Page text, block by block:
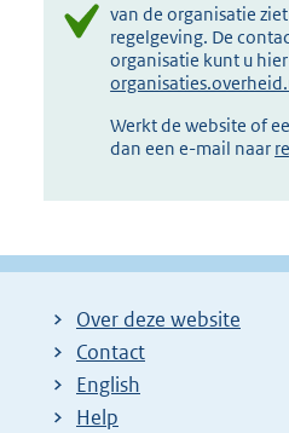
van de organisatie
regelgeving. De
organisatie kunt u
Werkt de website of
dan een e-mail naar
Over deze website
Contact
English
Help